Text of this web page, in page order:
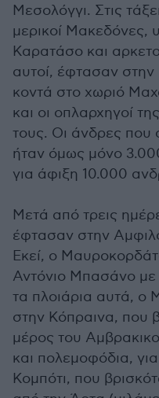
Μεσολόγγι. Στις
μερικοί Μακεδόνες,
Καρατάσο και
αυτοί, έφτασαν
κοντά στο χωριό
και οι οπλαρχηγοί
τους. Οι άνδρες που
ήταν όμως μόνο
για άφιξη 10.000
Μετά από τρεις
έφτασαν στην
Εκεί, ο
Αντόνιο Μπασάνο
τα πλοιάρια αυτά, ο
στην Κόπραινα, που
μέρος του
και πολεμοφόδια,
Κομπότι, που